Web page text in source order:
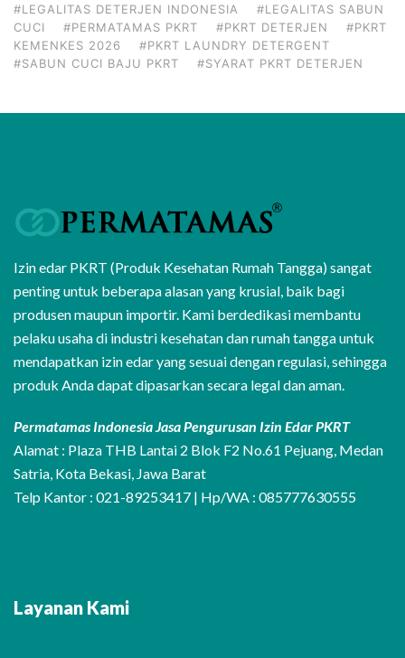
#LEGALITAS DETERJEN INDONESIA
#LEGALITAS SABUN
CUCI
#PERMATAMAS PKRT #PKRT DETERJEN
#PKRT
KEMENKES 2026
#PKRT LAUNDRY DETERGENT
#SABUN CUCI BAJU PKRT
#SYARAT PKRT DETERJEN
Izin edar PKRT (Produk Kesehatan Rumah Tangga) sangat
penting untuk beberapa alasan yang krusial, baik bagi
produsen maupun importir. Kami berdedikasi membantu
pelaku usaha di industri kesehatan dan rumah tangga untuk
mendapatkan izin edar yang sesuai dengan regulasi, sehingga
produk Anda dapat dipasarkan secara legal dan aman.
Permatamas Indonesia Jasa Pengurusan Izin Edar PKRT
Alamat : Plaza THB Lantai 2 Blok F2 No.61 Pejuang, Medan
Satria, Kota Bekasi, Jawa Barat
Telp Kantor : 021-89253417 | Hp/WA : 085777630555
Layanan Kami